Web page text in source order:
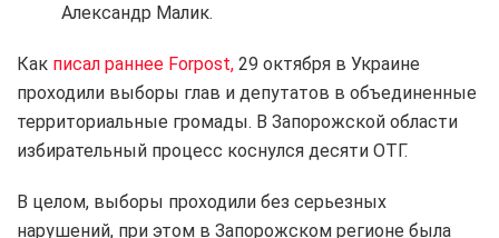
Александр Малик.
Как писал раннее Forpost, 29 октября в Украине
проходили выборы глав и депутатов в объединенные
территориальные громады. В Запорожской области
избирательный процесс коснулся десяти ОТГ.
В целом, выборы проходили без серьезных
нарушений, при этом в Запорожском регионе была